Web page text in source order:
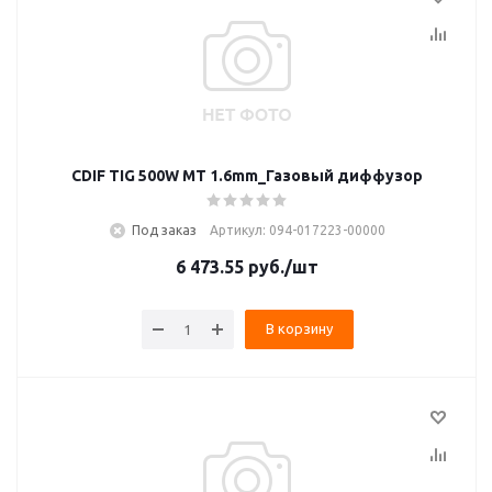
CDIF TIG 500W MT 1.6mm_Газовый диффузор
Под заказ Артикул: 094-017223-00000
6 473.55 руб./шт
В корзину